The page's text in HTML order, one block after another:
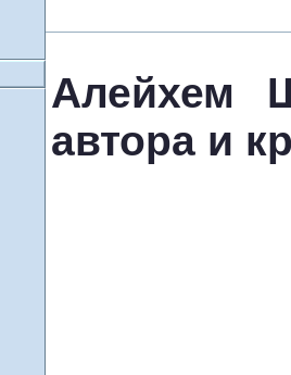
Алейхем
автора и